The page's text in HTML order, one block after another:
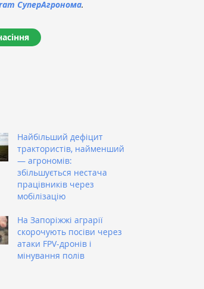
СуперАгронома.
Найбільший дефіцит
трактористів, найменший
— агрономів:
збільшується нестача
працівників через
мобілізацію
На Запоріжжі аграрії
скорочують посіви через
атаки FPV-дронів і
мінування полів